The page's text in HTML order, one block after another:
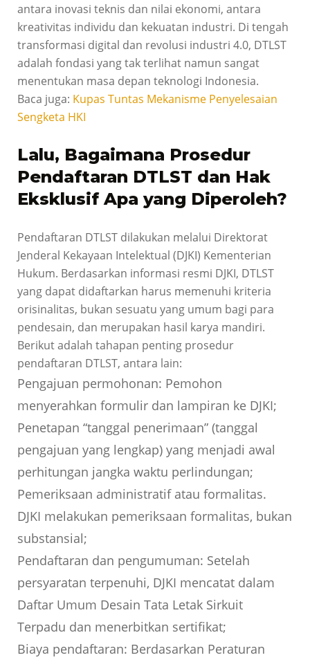
antara inovasi teknis dan nilai ekonomi, antara
kreativitas individu dan kekuatan industri. Di tengah
transformasi digital dan revolusi industri 4.0, DTLST
adalah fondasi yang tak terlihat namun sangat
menentukan masa depan teknologi Indonesia.
Baca juga: Kupas Tuntas Mekanisme Penyelesaian
Sengketa HKI
Lalu, Bagaimana Prosedur
Pendaftaran DTLST dan Hak
Eksklusif Apa yang Diperoleh?
Pendaftaran DTLST dilakukan melalui Direktorat
Jenderal Kekayaan Intelektual (DJKI) Kementerian
Hukum. Berdasarkan informasi resmi DJKI, DTLST
yang dapat didaftarkan harus memenuhi kriteria
orisinalitas, bukan sesuatu yang umum bagi para
pendesain, dan merupakan hasil karya mandiri.
Berikut adalah tahapan penting prosedur
pendaftaran DTLST, antara lain:
Pengajuan permohonan: Pemohon
menyerahkan formulir dan lampiran ke DJKI;
Penetapan “tanggal penerimaan” (tanggal
pengajuan yang lengkap) yang menjadi awal
perhitungan jangka waktu perlindungan;
Pemeriksaan administratif atau formalitas.
DJKI melakukan pemeriksaan formalitas, bukan
substansial;
Pendaftaran dan pengumuman: Setelah
persyaratan terpenuhi, DJKI mencatat dalam
Daftar Umum Desain Tata Letak Sirkuit
Terpadu dan menerbitkan sertifikat;
Biaya pendaftaran: Berdasarkan Peraturan